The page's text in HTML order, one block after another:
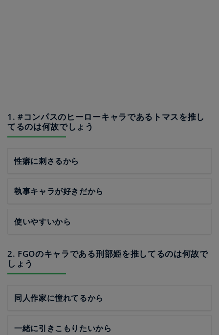
1. #コンパスのヒーローキャラであるトマスを推し
てるのは何故でしょう
性癖に刺さるから
執事キャラが好きだから
使いやすいから
2. FGOのキャラである刑部姫を推してるのは何故で
しょう
同人作家に憧れてるから
一緒に引きこもりたいから